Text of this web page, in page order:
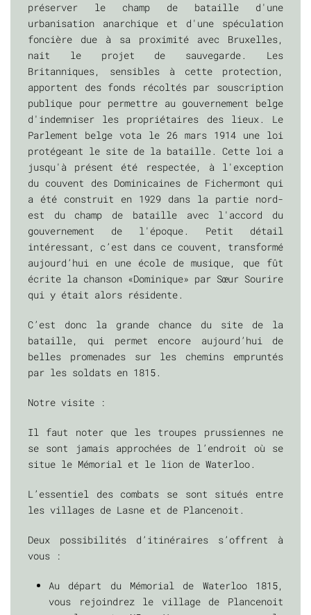
préserver le champ de bataille d'une
urbanisation anarchique et d'une spéculation
foncière due à sa proximité avec Bruxelles,
nait le projet de sauvegarde. Les
Britanniques, sensibles à cette protection,
apportent des fonds récoltés par souscription
publique pour permettre au gouvernement belge
d'indemniser les propriétaires des lieux. Le
Parlement belge vota le 26 mars 1914 une loi
protégeant le site de la bataille. Cette loi a
jusqu'à présent été respectée, à l'exception
du couvent des Dominicaines de Fichermont qui
a été construit en 1929 dans la partie nord-
est du champ de bataille avec l'accord du
gouvernement de l'époque. Petit détail
intéressant, c’est dans ce couvent, transformé
aujourd’hui en une école de musique, que fût
écrite la chanson «Dominique» par Sœur Sourire
qui y était alors résidente.
C’est donc la grande chance du site de la
bataille, qui permet encore aujourd’hui de
belles promenades sur les chemins empruntés
par les soldats en 1815.
Notre visite :
Il faut noter que les troupes prussiennes ne
se sont jamais approchées de l’endroit où se
situe le Mémorial et le lion de Waterloo.
L’essentiel des combats se sont situés entre
les villages de Lasne et de Plancenoit.
Deux possibilités d’itinéraires s’offrent à
vous :
Au départ du Mémorial de Waterloo 1815,
vous rejoindrez le village de Plancenoit